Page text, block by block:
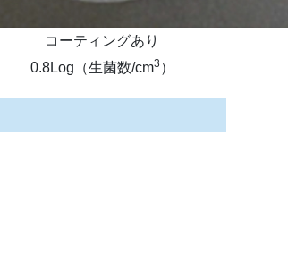
コーティングあり
0.8Log（生菌数/cm3 ）